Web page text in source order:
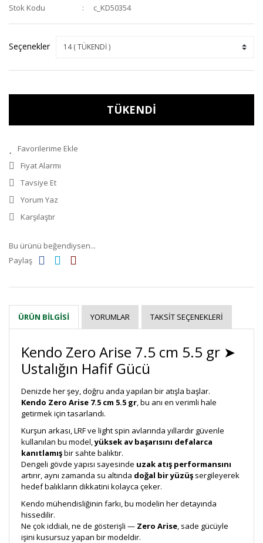
Stok Kodu
c_KD50354
Seçenekler
TÜKENDİ
Fiyat Alarmı
Tavsiye Et
Yorum Yaz
Karşılaştır
Bu ürünü beğendiysen...
Paylaş
ÜRÜN BILGISI YORUMLAR TAKSIT SEÇENEKLERI
Kendo Zero Arise 7.5 cm 5.5 gr ➤
Ustalığın Hafif Gücü
Denizde her şey, doğru anda yapılan bir atışla başlar.
Kendo Zero Arise 7.5 cm 5.5 gr, bu anı en verimli hale
getirmek için tasarlandı.
Kurşun arkası, LRF ve light spin avlarında yıllardır güvenle
kullanılan bu model,yüksek av başarısını defalarca
kanıtlamışbir sahte balıktır.
Dengeli gövde yapısı sayesinde uzak atış performansını
artırır, aynı zamanda su altında doğal bir yüzüş sergileyerek
hedef balıkların dikkatini kolayca çeker.
Kendo mühendisliğinin farkı, bu modelin her detayında
hissedilir.
Ne çok iddialı, ne de gösterişli — Zero Arise, sade gücüyle
işini kusursuz yapan bir modeldir.